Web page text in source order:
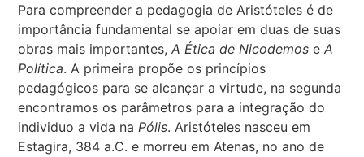
Para compreender a pedagogia de Aristóteles é de
importância fundamental se apoiar em duas de suas
obras mais importantes,A Ética de Nicodemos eA
Política. A primeira propõe os princípios
pedagógicos para se alcançar a virtude, na segunda
encontramos os parâmetros para a integração do
individuo a vida na Pólis. Aristóteles nasceu em
Estagira, 384 a.C. e morreu em Atenas, no ano de